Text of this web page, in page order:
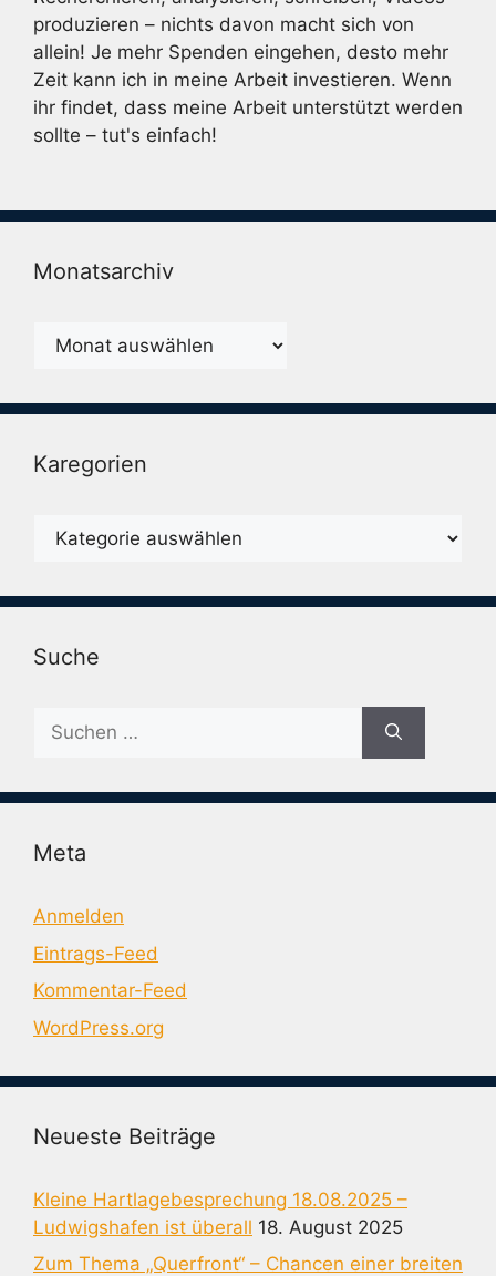
produzieren – nichts davon macht sich von
allein! Je mehr Spenden eingehen, desto mehr
Zeit kann ich in meine Arbeit investieren. Wenn
ihr findet, dass meine Arbeit unterstützt werden
sollte – tut's einfach!
Monatsarchiv
Monatsarchiv
Karegorien
Karegorien
Suche
Suche
nach:
Meta
Anmelden
Eintrags-Feed
Kommentar-Feed
WordPress.org
Neueste Beiträge
Kleine Hartlagebesprechung 18.08.2025 –
Ludwigshafen ist überall 18. August 2025
Zum Thema „Querfront“ – Chancen einer breiten